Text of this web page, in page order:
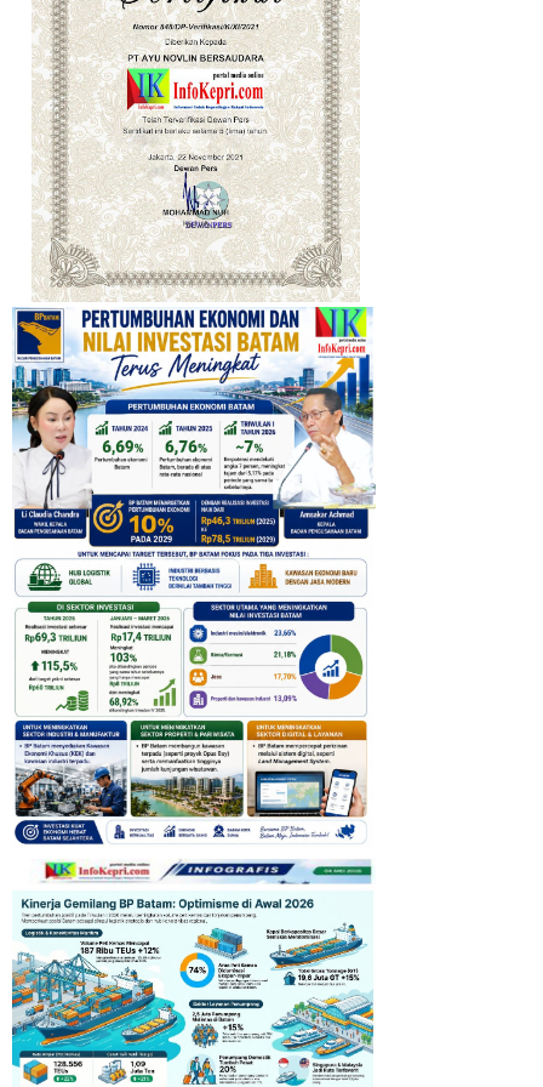
Pemprov